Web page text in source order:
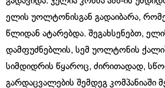
ელის უოლტონისგან გადაიბარა,
წლიდან ატარებდა. შეგახსენებთ,
დამფუძნებლის, სემ უოლტონის
სიმდიდრის წყაროც, ძირითადად,
გარდაცვალების შემდეგ კომპანიაში